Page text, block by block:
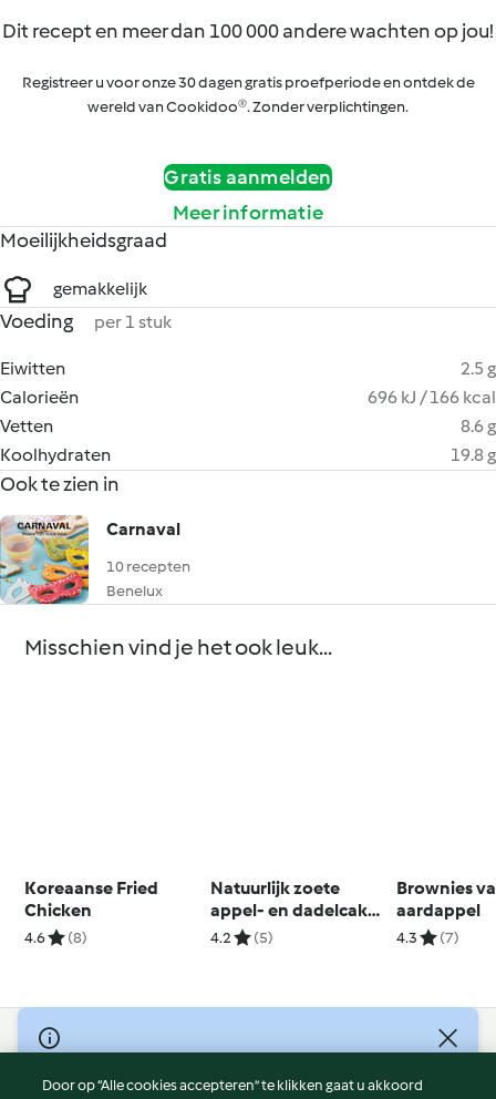
Dit recept en meer dan 100 000 andere wachten op jou!
Registreer u voor onze 30 dagen gratis proefperiode en ontdek de
wereld van Cookidoo®. Zonder verplichtingen.
Gratis aanmelden
Meer informatie
Moeilijkheidsgraad
gemakkelijk
Voeding per 1 stuk
Eiwitten
2.5 g
Calorieën
696 kJ / 166 kcal
Vetten
8.6 g
Koolhydraten
19.8 g
Ook te zien in
Carnaval
10 recepten
Benelux
Misschien vind je het ook leuk...
Koreaanse Fried
Chicken
4.6 (8)
Natuurlijk zoete
appel- en dadelcake
(gluten- en zuivelvrij)
4.2 (5)
Brownies
aardappel
4.3 (7)
© Copyright 2026
Gebruiksvoorwaarden
Door op “Alle cookies accepteren” te klikken gaat u akkoord